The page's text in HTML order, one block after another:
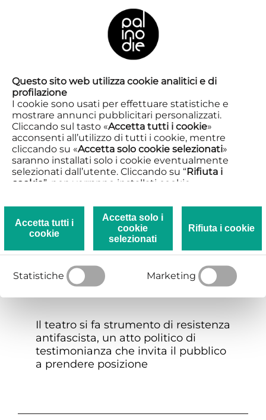
Questo sito web utilizza cookie analitici e di
profilazione
I cookie sono usati per effettuare statistiche e
mostrare annunci pubblicitari personalizzati.
Cliccando sul tasto «Accetta tutti i cookie»
acconsenti all’utilizzo di tutti i cookie, mentre
cliccando su «Accetta solo cookie selezionati»
saranno installati solo i cookie eventualmente
selezionati dall’utente. Cliccando su “Rifiuta i
cookie”, non verranno installati cookie.
dettaglio i singoli cookie e le terze parti che
installano i cookie tramite il presente sito.
Clicca qui per visualizzare la Privacy e Cookie
Accetta tutti i
cookie
Accetta solo i
cookie
selezionati
Rifiuta i cookie
Statistiche Marketing
SPETTACOLOSITE SPECIFIC
13 settembre. Una
processione civile
Il teatro si fa strumento di resistenza
antifascista, un atto politico di
testimonianza che invita il pubblico
a prendere posizione